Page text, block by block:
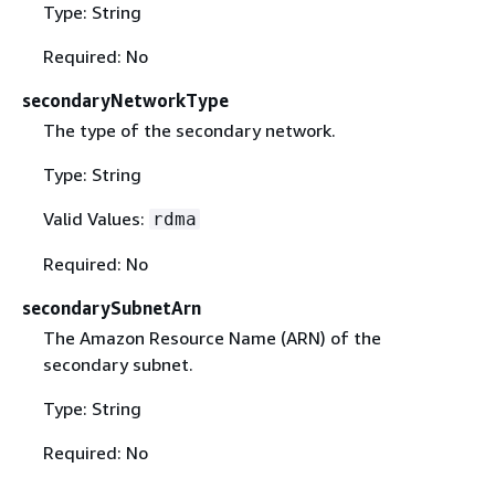
Type: String
Required: No
secondaryNetworkType
The type of the secondary network.
Type: String
Valid Values: rdma
Required: No
secondarySubnetArn
The Amazon Resource Name (ARN) of the
secondary subnet.
Type: String
Required: No